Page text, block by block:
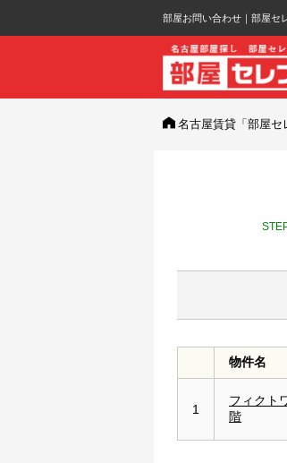
部屋お問い合わせ｜部屋セ
名古屋賃貸「部屋セ
物件名
1
フィクト
階